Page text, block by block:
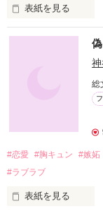
しさを与える』
ある日、妙な噂が
調査に乗り出した
「全部俺のものな
げるって」
表紙を見る
全ては蒼く綺麗な
君に巡り合えた奇
君は一体誰のモノ？
総
#恋愛 #胸キュン #嫉妬
#ラブラブ
表紙を見る